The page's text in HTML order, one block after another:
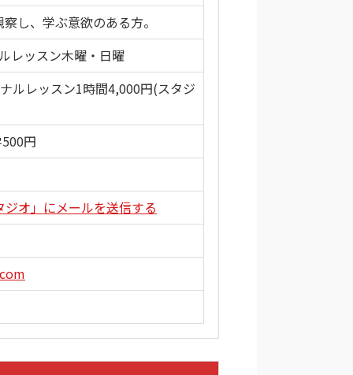
し、学ぶ意欲のある方。
レッスン木曜・日曜
ルレッスン1時間4,000円(スタジ
円
ジオ」にメールを送信する